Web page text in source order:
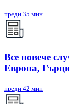
преди 35 мин
Все повече
Европа,
преди 42 мин